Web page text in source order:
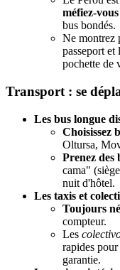
méfiez-
bus bondés.
Ne montrez
passeport et
pochette de
Transport : se
Les bus longue
Choisissez
Oltursa,
Prenez des
cama"
nuit d'hôtel.
Les taxis et
Toujours
compteur.
Les
rapides
garantie.